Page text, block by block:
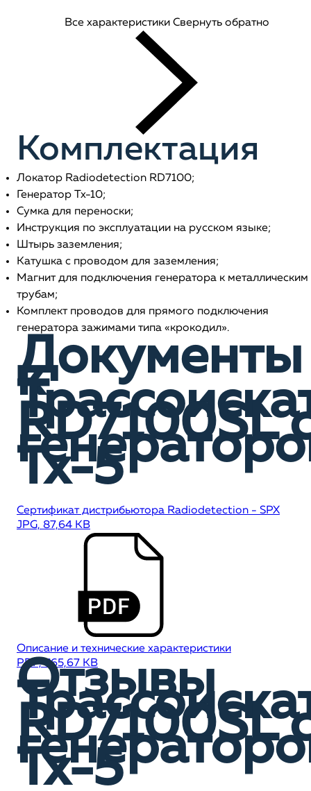
Все характеристики Свернуть обратно
Комплектация
Локатор Radiodetection RD7100;
Генератор Tx-10;
Сумка для переноски;
Инструкция по эксплуатации на русском языке;
Штырь заземления;
Катушка с проводом для заземления;
Магнит для подключения генератора к металлическим
трубам;
Комплект проводов для прямого подключения
генератора зажимами типа «крокодил».
Документы
к
RD7100SL
Tx-5
Сертификат дистрибьютора Radiodetection - SPX
JPG, 87,64 KB
Описание и технические характеристики
PDF, 765,67 KB
Отзывы
RD7100SL
Tx-5